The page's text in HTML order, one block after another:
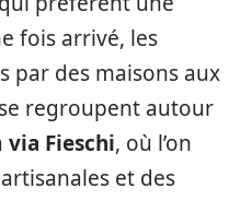
fois arrivé, les
par des maisons aux
regroupent autour
via Fieschi, où l’on
et des